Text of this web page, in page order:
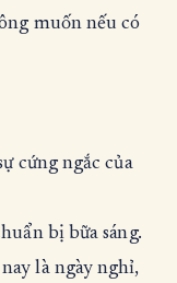
muốn nếu có
cứng ngắc của
bị bữa sáng.
là ngày nghỉ,